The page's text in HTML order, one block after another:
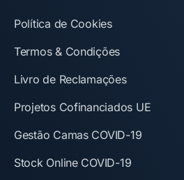
Política de Cookies
Termos & Condições
Livro de Reclamações
Projetos Cofinanciados UE
Gestão Camas COVID-19
Stock Online COVID-19